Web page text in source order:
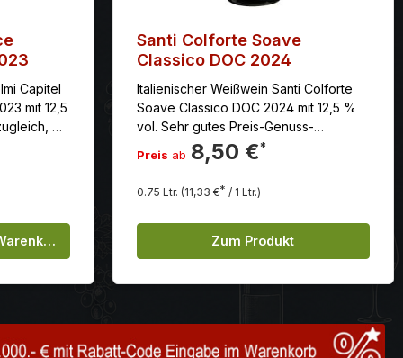
um die Anzahl zu erhöhen oder
Capitel
mit 12,5
mit
pikante
und
Gib den gewünschten Wert ein oder
Santi Colforte Soave
Classico DOC 2024
Italienischer Weißwein Santi Colforte
Soave Classico DOC 2024 mit 12,5 %
vol. Sehr gutes Preis-Genuss-
Verhältnis für Liebhaber italienischer
Weißweine.
Preis ab 8,50 €*
0.75 Ltr. (11,33 €* / 1 Ltr.)
Zum Produkt